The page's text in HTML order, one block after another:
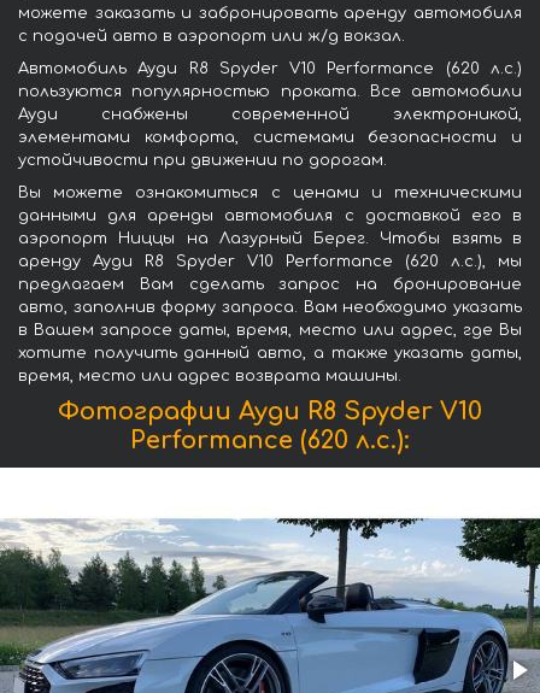
можете заказать и забронировать аренду автомобиля
с подачей авто в аэропорт или ж/д вокзал.
Автомобиль Ауди R8 Spyder V10 Performance (620 л.с.)
пользуются популярностью проката. Все автомобили
Ауди снабжены современной электроникой,
элементами комфорта, системами безопасности и
устойчивости при движении по дорогам.
Вы можете ознакомиться с ценами и техническими
данными для аренды автомобиля с доставкой его в
аэропорт Ниццы на Лазурный Берег. Чтобы взять в
аренду Ауди R8 Spyder V10 Performance (620 л.с.), мы
предлагаем Вам сделать запрос на бронирование
авто, заполнив форму запроса. Вам необходимо указать
в Вашем запросе даты, время, место или адрес, где Вы
хотите получить данный авто, а также указать даты,
время, место или адрес возврата машины.
Фотографии Ауди R8 Spyder V10
Performance (620 л.с.):